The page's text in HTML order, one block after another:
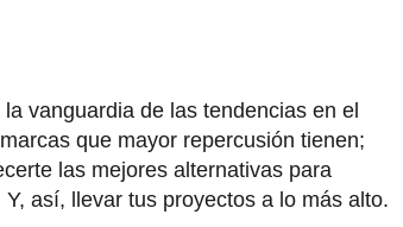
vanguardia de las tendencias en el
que mayor repercusión tienen;
las mejores alternativas para
así, llevar tus proyectos a lo más alto.